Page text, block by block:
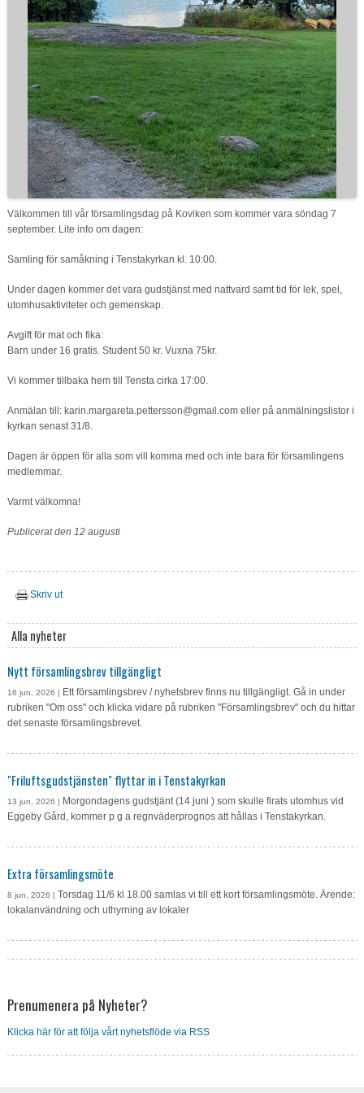
Välkommen till vår församlingsdag på Koviken som kommer vara söndag 7
september. Lite info om dagen:
Samling för samåkning i Tenstakyrkan kl. 10:00.
Under dagen kommer det vara gudstjänst med nattvard samt tid för lek, spel,
utomhusaktiviteter och gemenskap.
Avgift för mat och fika:
Barn under 16 gratis. Student 50 kr. Vuxna 75kr.
Vi kommer tillbaka hem till Tensta cirka 17:00.
Anmälan till: karin.margareta.pettersson@gmail.com eller på anmälningslistor i
kyrkan senast 31/8.
Dagen är öppen för alla som vill komma med och inte bara för församlingens
medlemmar.
Varmt välkomna!
Publicerat den 12 augusti
Skriv ut
Alla nyheter
Nytt församlingsbrev tillgängligt
16 jun, 2026 | Ett församlingsbrev / nyhetsbrev finns nu tillgängligt. Gå in under
rubriken "Om oss" och klicka vidare på rubriken "Församlingsbrev" och du hittar
det senaste församlingsbrevet.
"Friluftsgudstjänsten" flyttar in i Tenstakyrkan
13 jun, 2026 | Morgondagens gudstjänt (14 juni ) som skulle firats utomhus vid
Eggeby Gård, kommer p g a regnväderprognos att hållas i Tenstakyrkan.
Extra församlingsmöte
8 jun, 2026 | Torsdag 11/6 kl 18.00 samlas vi till ett kort församlingsmöte. Ärende:
lokalanvändning och uthyrning av lokaler
Prenumenera på Nyheter?
Klicka här för att följa vårt nyhetsflöde via RSS